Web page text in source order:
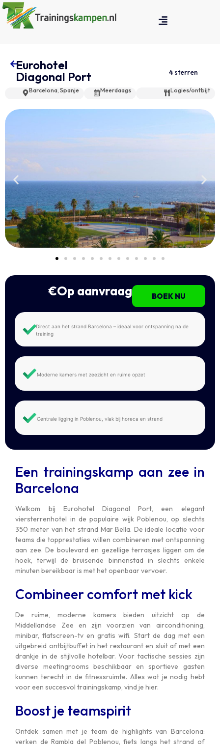
Eurohotel
Diagonal Port
4 sterren
Barcelona, Spanje Meerdaags Logies/ontbijt
BOEK NU
€Op aanvraag
Direct aan het strand Barcelona – ideaal voor ontspanning na de
training
Moderne kamers met zeezicht en ruime opzet
Centrale ligging in Poblenou, vlak bij horeca en strand
Een trainingskamp aan zee in
Barcelona
Welkom bij Eurohotel Diagonal Port, een elegant
viersterrenhotel in de populaire wijk Poblenou, op slechts
350 meter van het strand Mar Bella. De ideale locatie voor
teams die topprestaties willen combineren met ontspanning
aan zee. De boulevard en gezellige terrasjes liggen om de
hoek, terwijl de bruisende binnenstad in slechts enkele
minuten bereikbaar is met het openbaar vervoer.
Combineer comfort met kick
De ruime, moderne kamers bieden uitzicht op de
Middellandse Zee en zijn voorzien van airconditioning,
minibar, flatscreen-tv en gratis wifi. Start de dag met een
uitgebreid ontbijtbuffet in het restaurant en sluit af met een
drankje in de stijlvolle hotelbar. Voor tactische sessies zijn
diverse meetingrooms beschikbaar en sportieve gasten
kunnen terecht in de fitnessruimte. Alles wat je nodig hebt
voor een succesvol trainingskamp, vind je hier.
Boost je teamspirit
Ontdek samen met je team de highlights van Barcelona:
verken de Rambla del Poblenou, fiets langs het strand of